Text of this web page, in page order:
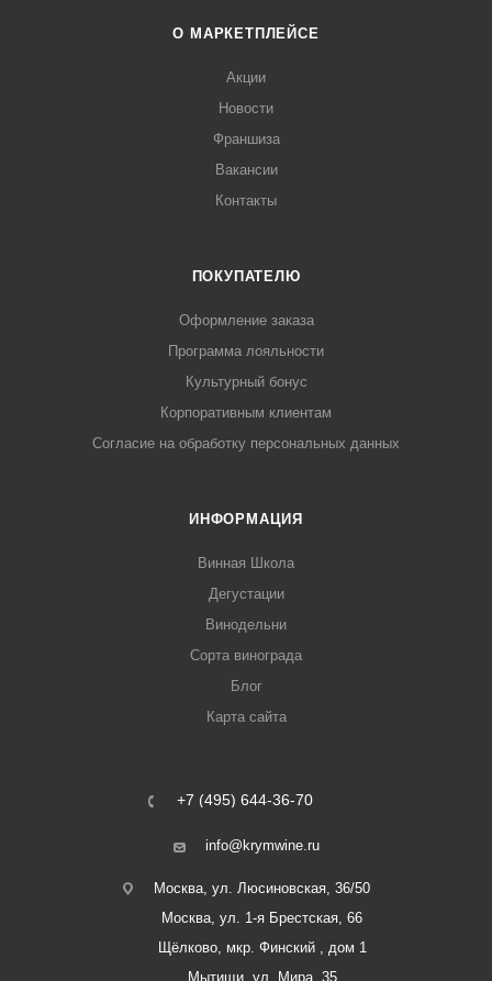
О МАРКЕТПЛЕЙСЕ
Акции
Новости
Франшиза
Вакансии
Контакты
ПОКУПАТЕЛЮ
Оформление заказа
Программа лояльности
Культурный бонус
Корпоративным клиентам
Согласие на обработку персональных данных
ИНФОРМАЦИЯ
Винная Школа
Дегустации
Винодельни
Сорта винограда
Блог
Карта сайта
+7 (495) 644-36-70
info@krymwine.ru
Москва, ул. Люсиновская, 36/50
Москва, ул. 1-я Брестская, 66
Щёлково, мкр. Финский , дом 1
Мытищи, ул. Мира, 35